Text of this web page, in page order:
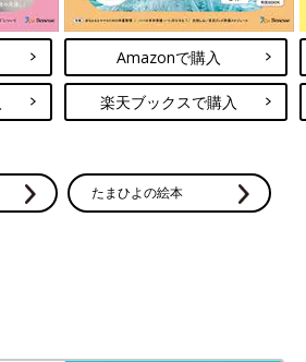
Amazonで購入
楽天ブックスで購入
たまひよの絵本